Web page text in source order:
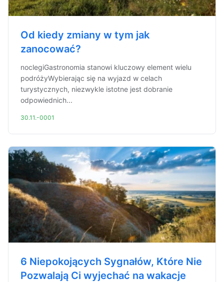
Od kiedy zmiany w tym jak
zanocować?
noclegiGastronomia stanowi kluczowy element wielu
podróżyWybierając się na wyjazd w celach
turystycznych, niezwykle istotne jest dobranie
odpowiednich...
30.11.-0001
6 Niepokojących Sygnałów, Które Nie
Pozwalają Ci wyjechać na wakacje